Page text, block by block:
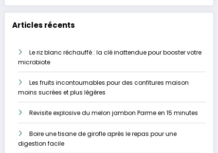
Articles récents
Le riz blanc réchauffé : la clé inattendue pour booster votre
microbiote
Les fruits incontournables pour des confitures maison
moins sucrées et plus légères
Revisite explosive du melon jambon Parme en 15 minutes
Boire une tisane de girofle après le repas pour une
digestion facile